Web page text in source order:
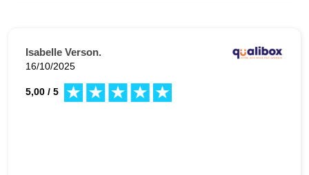
Isabelle Verson.
16/10/2025
5,00 / 5